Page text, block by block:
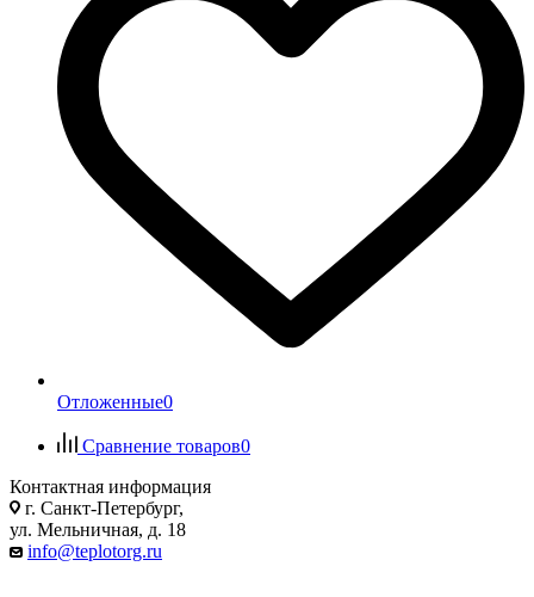
Отложенные0
Сравнение товаров0
Контактная информация
г. Санкт-Петербург,
ул. Мельничная, д. 18
info@teplotorg.ru